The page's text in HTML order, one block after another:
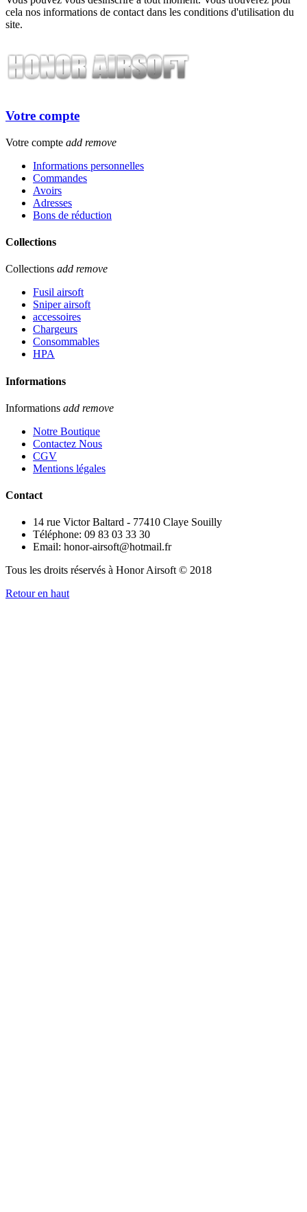
cela nos informations de contact dans les conditions d'utilisation du
site.
Votre compte
Votre compte add remove
Informations personnelles
Commandes
Avoirs
Adresses
Bons de réduction
Collections
Collections add remove
Fusil airsoft
Sniper airsoft
accessoires
Chargeurs
Consommables
HPA
Informations
Informations add remove
Notre Boutique
Contactez Nous
CGV
Mentions légales
Contact
14 rue Victor Baltard - 77410 Claye Souilly
Téléphone: 09 83 03 33 30
Email: honor-airsoft@hotmail.fr
Tous les droits réservés à Honor Airsoft © 2018
Retour en haut